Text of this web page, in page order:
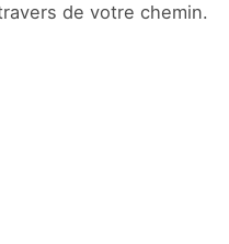
de votre chemin.